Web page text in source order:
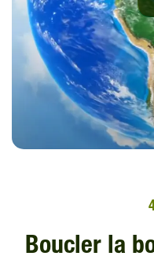
Boucler la